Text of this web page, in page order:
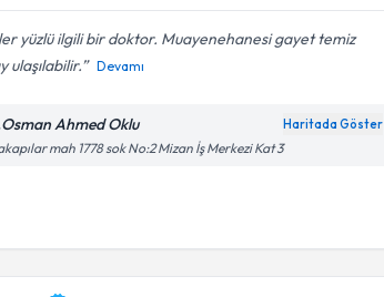
yüzlü ilgili bir doktor. Muayenehanesi gayet temiz
ulaşılabilir.
Devamı
Ahmed Oklu Haritada Göster
mah 1778 sok No:2 Mizan İş Merkezi Kat 3